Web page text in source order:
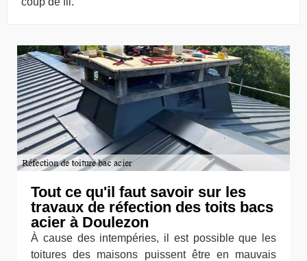
Tout ce qu'il faut savoir sur les
travaux de réfection des toits bacs
acier à Doulezon
À cause des intempéries, il est possible que les
toitures des maisons puissent être en mauvais